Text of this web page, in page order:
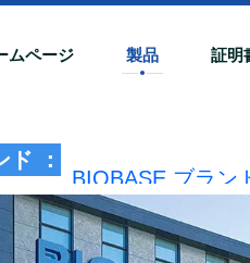
ムページ 製品 証明
：
BIOBASE ブラ
法的責任を調査